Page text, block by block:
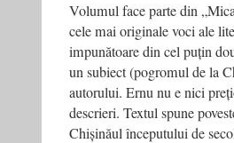
Volumul face parte din
cele mai originale voci ale
impunătoare din cel puțin
un subiect (pogromul de la
autorului. Ernu nu e nici
descrieri. Textul spune
Chișinăul începutului de